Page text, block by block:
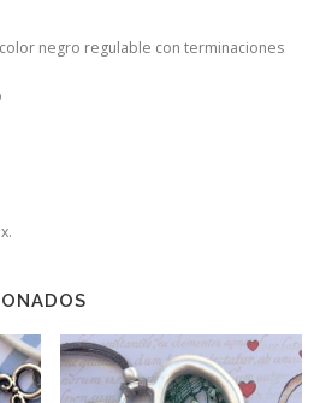
negro regulable con terminaciones